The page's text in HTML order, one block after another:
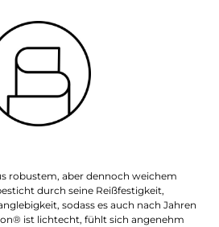
robustem, aber dennoch weichem
durch seine Reißfestigkeit,
sodass es auch nach Jahren
ist lichtecht, fühlt sich angenehm